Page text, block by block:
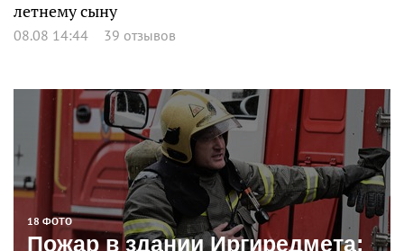
летнему сыну
08.08 14:44 39 отзывов
18 ФОТО
Пожар в здании Иргиредмета: